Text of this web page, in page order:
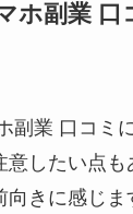
ホ副業 口
副業 口コミ
意したい点も
向きに感じ